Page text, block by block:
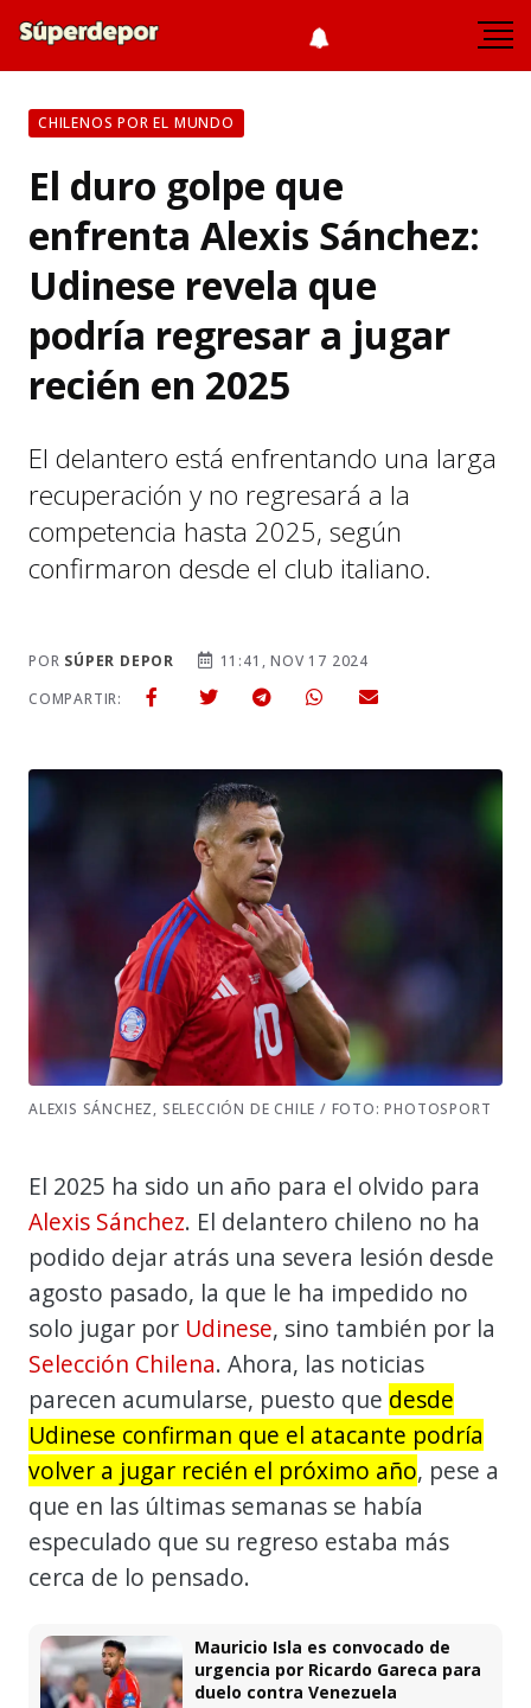
CHILENOS POR EL MUNDO
El duro golpe que
enfrenta Alexis Sánchez:
Udinese revela que
podría regresar a jugar
recién en 2025
El delantero está enfrentando una larga
recuperación y no regresará a la
competencia hasta 2025, según
confirmaron desde el club italiano.
POR SÚPER DEPOR
11:41, NOV 17 2024
COMPARTIR:
ALEXIS SÁNCHEZ, SELECCIÓN DE CHILE / FOTO: PHOTOSPORT
El 2025 ha sido un año para el olvido para
Alexis Sánchez. El delantero chileno no ha
podido dejar atrás una severa lesión desde
agosto pasado, la que le ha impedido no
solo jugar por Udinese, sino también por la
Selección Chilena. Ahora, las noticias
parecen acumularse, puesto que desde
Udinese confirman que el atacante podría
volver a jugar recién el próximo año, pese a
que en las últimas semanas se había
especulado que su regreso estaba más
cerca de lo pensado.
Mauricio Isla es convocado de
urgencia por Ricardo Gareca para
duelo contra Venezuela